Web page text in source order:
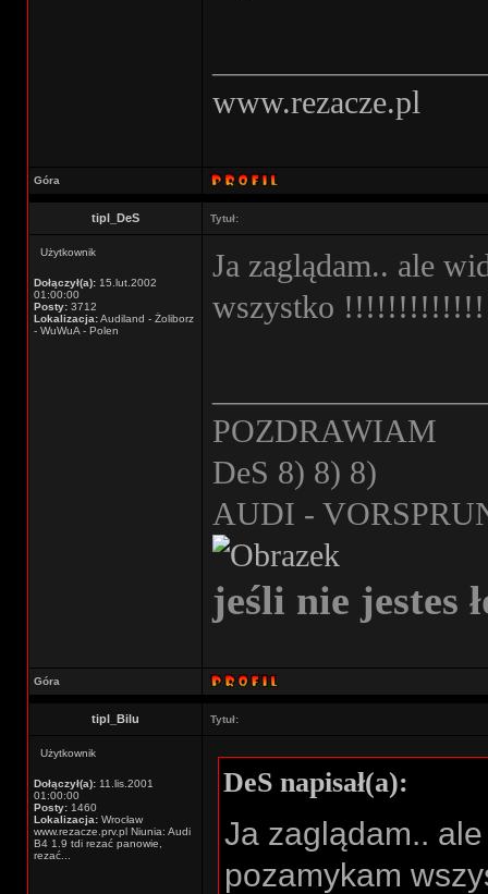
www.rezacze.pl
Góra
tipl_DeS Tytuł:
Użytkownik
Dołączył(a): 15.lut.2002
01:00:00
Posty: 3712
Lokalizacja:Audiland - Żoliborz
- WuWuA - Polen
Ja zaglądam.. ale
wszystko
POZDRAWIAM
DeS 8) 8) 8)
AUDI -
jeśli nie jestes
Góra
tipl_Bilu Tytuł:
Użytkownik
Dołączył(a): 11.lis.2001
01:00:00
Posty: 1460
Lokalizacja: Wrocław
www.rezacze.prv.pl Niunia: Audi
B4 1.9 tdi rezać panowie,
rezać...
DeS napisał(a):
Ja zaglądam..
pozamykam